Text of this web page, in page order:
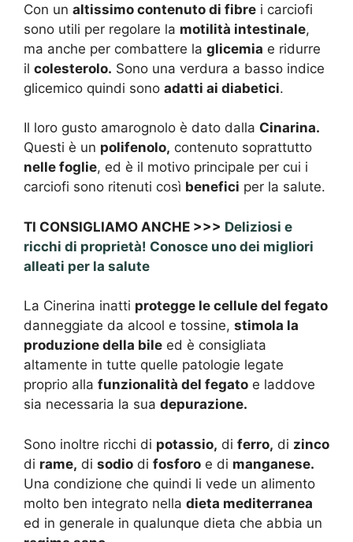
Con un altissimo contenuto di fibre i carciofi
sono utili per regolare la motilità intestinale,
ma anche per combattere la glicemia e ridurre
il colesterolo. Sono una verdura a basso indice
glicemico quindi sono adatti ai diabetici.
Il loro gusto amarognolo è dato dalla Cinarina.
Questi è un polifenolo, contenuto soprattutto
nelle foglie, ed è il motivo principale per cui i
carciofi sono ritenuti così benefici per la salute.
TI CONSIGLIAMO ANCHE >>> Deliziosi e
ricchi di proprietà! Conosce uno dei migliori
alleati per la salute
La Cinerina inatti protegge le cellule del fegato
danneggiate da alcool e tossine, stimola la
produzione della bile ed è consigliata
altamente in tutte quelle patologie legate
proprio alla funzionalità del fegato e laddove
sia necessaria la sua depurazione.
Sono inoltre ricchi di potassio, di ferro, di zinco
di rame, di sodio di fosforo e di manganese.
Una condizione che quindi li vede un alimento
molto ben integrato nella dieta mediterranea
ed in generale in qualunque dieta che abbia un